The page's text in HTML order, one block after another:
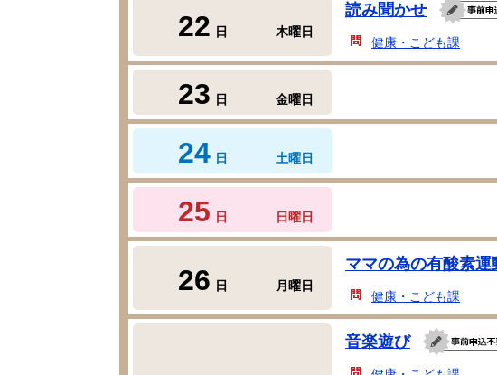
22 日 木曜日
読み聞かせ
健康・こども課
23 日 金曜日
24 日 土曜日
25 日 日曜日
26 日 月曜日
ママの為の有酸素運
健康・こども課
音楽遊び